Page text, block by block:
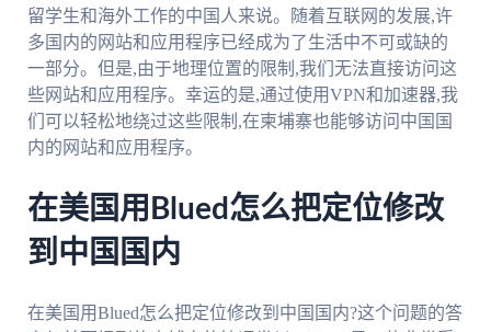
留学生和海外工作的中国人来说。随着互联网的发展,许
多国内的网站和应用程序已经成为了生活中不可或缺的
一部分。但是,由于地理位置的限制,我们无法直接访问这
些网站和应用程序。幸运的是,通过使用VPN和加速器,我
们可以轻松地绕过这些限制,在柬埔寨也能够访问中国国
内的网站和应用程序。
在美国用Blued怎么把定位修改
到中国国内
在美国用Blued怎么把定位修改到中国国内?这个问题的答